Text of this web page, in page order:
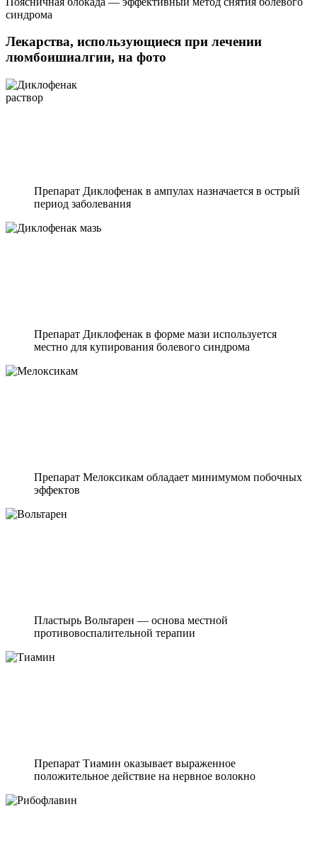
синдрома
Лекарства, использующиеся при лечении
люмбоишиалгии, на фото
Препарат Диклофенак в ампулах назначается в острый
период заболевания
Препарат Диклофенак в форме мази используется
местно для купирования болевого синдрома
Препарат Мелоксикам обладает минимумом побочных
эффектов
Пластырь Вольтарен — основа местной
противовоспалительной терапии
Препарат Тиамин оказывает выраженное
положительное действие на нервное волокно